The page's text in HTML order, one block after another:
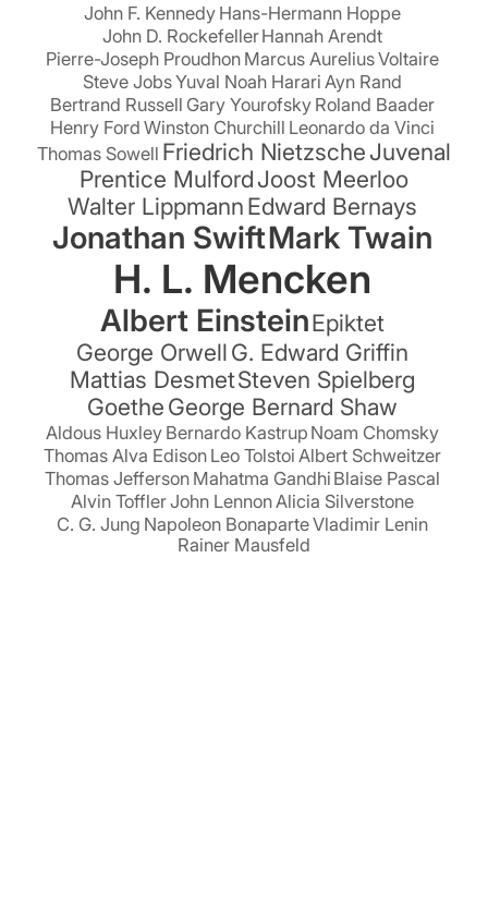
John F. Kennedy Hans-Hermann Hoppe
John D. RockefellerHannah Arendt
Pierre-Joseph Proudhon Marcus AureliusVoltaire
Steve JobsYuval Noah Harari Ayn Rand
Bertrand Russell Gary Yourofsky Roland Baader
Henry Ford Winston Churchill Leonardo da Vinci
Thomas Sowell Friedrich NietzscheJuvenal
Prentice MulfordJoost Meerloo
Walter LippmannEdward Bernays
Jonathan SwiftMark Twain
H. L. Mencken
Albert EinsteinEpiktet
George OrwellG. Edward Griffin
Mattias DesmetSteven Spielberg
GoetheGeorge Bernard Shaw
Aldous Huxley Bernardo Kastrup Noam Chomsky
Thomas Alva Edison Leo Tolstoi Albert Schweitzer
Thomas Jefferson Mahatma Gandhi Blaise Pascal
Alvin TofflerJohn LennonAlicia Silverstone
C. G. Jung Napoleon BonaparteVladimir Lenin
Rainer Mausfeld